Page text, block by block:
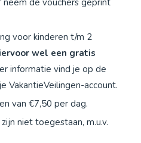
de vouchers geprint
voor kinderen t/m 2
wel een gratis
informatie vind je op de
VakantieVeilingen-account.
van €7,50 per dag.
niet toegestaan, m.u.v.